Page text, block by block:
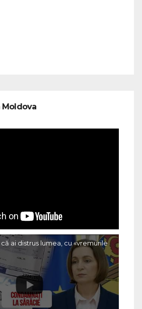
Moldova
că ai distrus lumea, cu «vremurile